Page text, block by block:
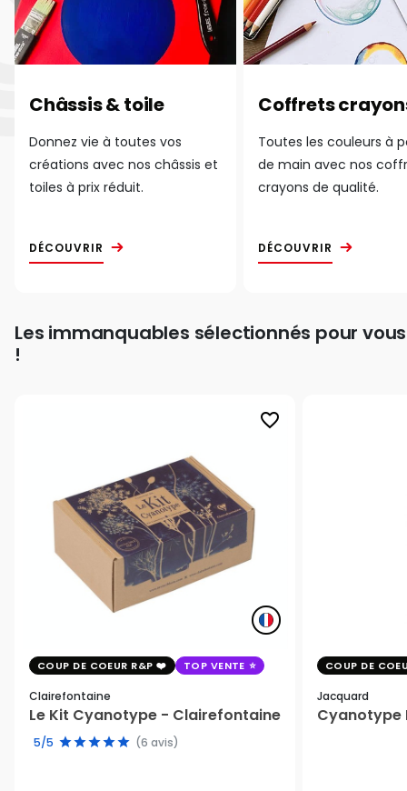
Châssis & toile
Donnez vie à toutes vos
créations avec nos châssis et
toiles à prix réduit.
DÉCOUVRIR
Coffrets
Toutes les couleurs à
de main avec nos
crayons de qualité.
DÉCOUVRIR
Les immanquables sélectionnés pour vous
!
favorite_border
COUP DE COEUR R&P TOP VENTE
Clairefontaine
Le Kit Cyanotype - Clairefontaine
5/5 (6 avis)
COUP DE
Jacquard
Cyanotype